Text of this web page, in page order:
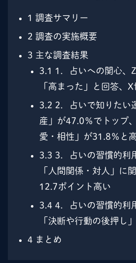
1 調査サマリー
2 調査の実施概要
3 主な調査結果
3.1 1．占いへの関心、
「高まった」と回答、
3.2 2．占いで知りたい
産」が47.0％でトップ
愛・相性」が31.8％と
3.3 3．占いの習慣的利
「人間関係・対人」に
12.7ポイント高い
3.4 4．占いの習慣的利
「決断や行動の後押し
4 まとめ